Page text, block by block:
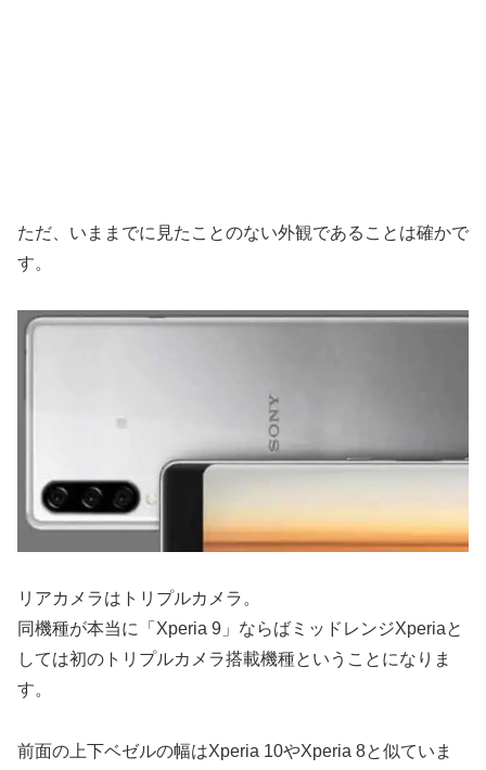
ただ、いままでに見たことのない外観であることは確かで
す。
リアカメラはトリプルカメラ。
同機種が本当に「Xperia 9」ならばミッドレンジXperiaと
しては初のトリプルカメラ搭載機種ということになりま
す。
前面の上下ベゼルの幅はXperia 10やXperia 8と似ていま